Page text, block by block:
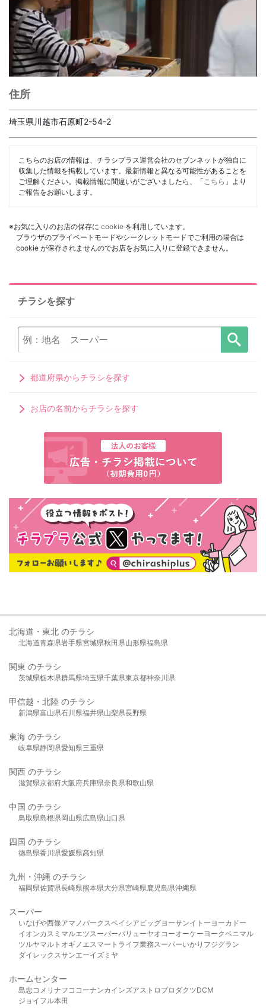
住所
埼玉県川越市石原町2-54-2
こちらのお店の情報は、チラシプラス運営会社のセブンネットが独自に
収集した情報を掲載しています。最新情報と異なる可能性があることを
ご理解ください。掲載情報に間違いがございましたら、「 こちら 」より
ご報告をお願いします。
※お気に入りのお店の保存に cookie を利用しています。
ブラウザのプライベートモードやシークレットモードでご利用の場合は
cookie が保存されませんのでお店をお気に入りに登録できません。
チラシを探す
都道府県からチラシを探す
お店の名前からチラシを探す
北海道・東北 のチラシ
北海道青森県岩手県宮城県秋田県山形県福島県
関東 のチラシ
茨城県栃木県群馬県埼玉県千葉県東京都神奈川県
甲信越・北陸 のチラシ
新潟県富山県石川県福井県山梨県長野県
東海 のチラシ
岐阜県静岡県愛知県三重県
関西 のチラシ
滋賀県京都府大阪府兵庫県奈良県和歌山県
中国 のチラシ
鳥取県島根県岡山県広島県山口県
四国 のチラシ
徳島県香川県愛媛県高知県
九州・沖縄 のチラシ
福岡県佐賀県長崎県熊本県大分県宮崎県鹿児島県沖縄県
スーパー
いなげや西條アマノパークスベイシア ビッグヨーサンイトーヨーカドー
イオンカスミ マルエツスーパーバリューヤオコーオーケー ヨークベニマル
ツルヤマルト オギノ エスマート ライフ業務スーパーいかり フジグラン
ダイレックスサンエーイズミヤ
ホームセンター
島忠 コメリ ナフコ コーナンカインズアストロプロダクツDCM
ジョイフル本田